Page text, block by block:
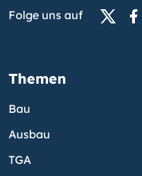
Folge uns auf
Themen
Bau
Ausbau
TGA